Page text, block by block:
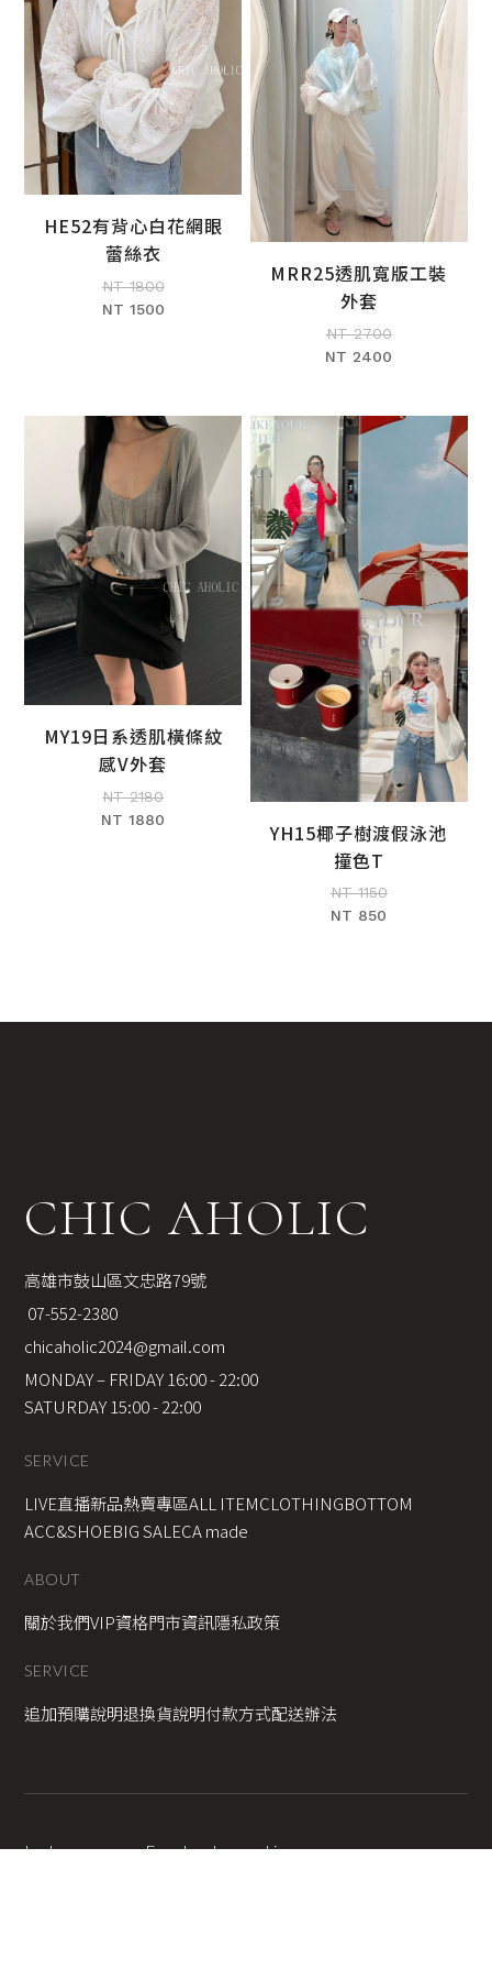
加入購物車
HE52有背心白花網眼
蕾絲衣
NT 1800
NT 1500
加入購物車
MRR25透肌寬版工裝
外套
NT 2700
NT 2400
加入購物車
MY19日系透肌橫條紋
感V外套
NT 2180
NT 1880
加入購物車
YH15椰子樹渡假泳池
撞色T
NT 1150
NT 850
CHIC AHOLIC
高雄市鼓山區文忠路79號
07-552-2380
chicaholic2024@gmail.com
MONDAY – FRIDAY 16:00 - 22:00
SATURDAY 15:00 - 22:00
SERVICE
LIVE直播新品熱賣專區ALL ITEMCLOTHINGBOTTOM
ACC&SHOEBIG SALECA made
ABOUT
關於我們VIP資格門市資訊隱私政策
SERVICE
追加預購說明退換貨說明付款方式配送辦法
Instagram Facebook Line